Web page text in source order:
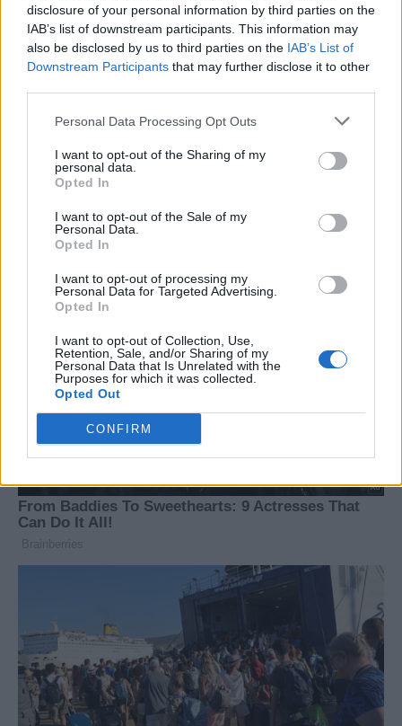
disclosure of your personal information by third parties on the
IAB’s list of downstream participants. This information may
also be disclosed by us to third parties on the IAB’s List of
Downstream Participants that may further disclose it to other
Personal Data Processing Opt Outs
I want to opt-out of the Sharing of my
personal data.
Opted In
I want to opt-out of the Sale of my
Personal Data.
Opted In
I want to opt-out of processing my
Personal Data for Targeted Advertising.
Opted In
I want to opt-out of Collection, Use,
Retention, Sale, and/or Sharing of my
Personal Data that Is Unrelated with the
Purposes for which it was collected.
Opted Out
CONFIRM